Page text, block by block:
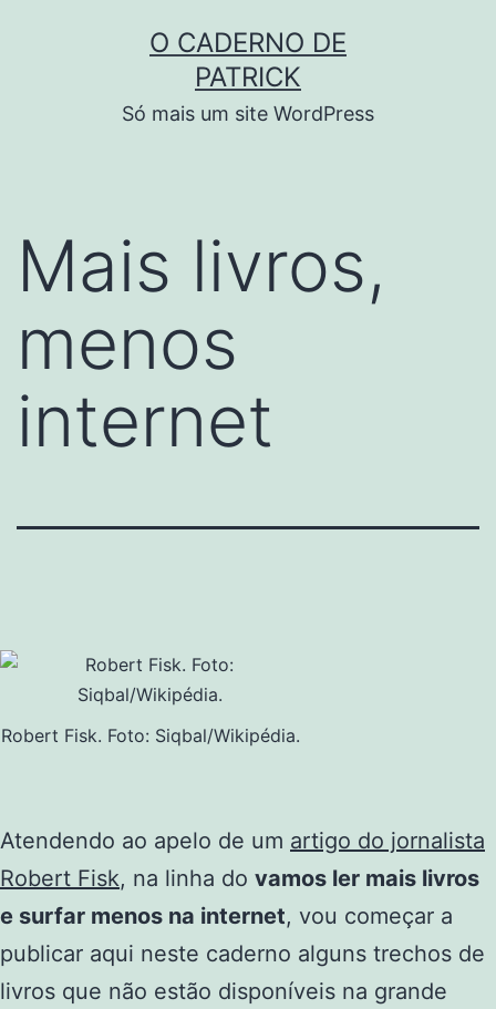
O CADERNO DE
PATRICK
Só mais um site WordPress
Mais livros,
menos
internet
Robert Fisk. Foto: Siqbal/Wikipédia.
Atendendo ao apelo de um artigo do jornalista
Robert Fisk, na linha do vamos ler mais livros
e surfar menos na internet, vou começar a
publicar aqui neste caderno alguns trechos de
livros que não estão disponíveis na grande